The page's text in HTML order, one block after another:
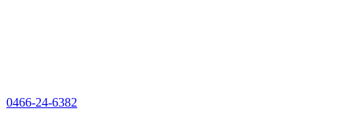
0466-24-6382